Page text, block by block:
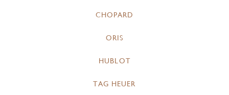
CHOPARD
ORIS
HUBLOT
TAG HEUER